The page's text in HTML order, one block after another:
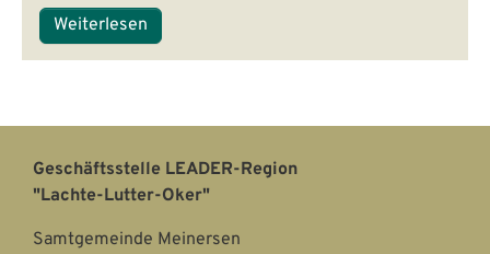
Weiterlesen
Geschäftsstelle LEADER-Region
"Lachte-Lutter-Oker"
Samtgemeinde Meinersen